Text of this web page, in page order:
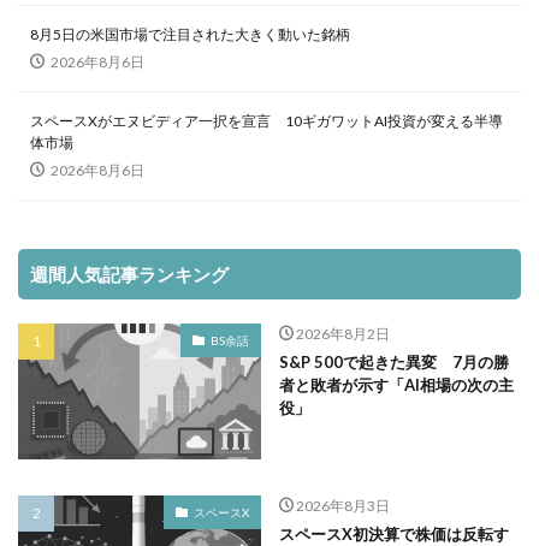
8月5日の米国市場で注目された大きく動いた銘柄
2026年8月6日
スペースXがエヌビディア一択を宣言 10ギガワットAI投資が変える半導
体市場
2026年8月6日
週間人気記事ランキング
BS余話 2026年8月2日
S&P 500で起きた異変 7月の勝
者と敗者が示す「AI相場の次の主
役」
スペースX 2026年8月3日
スペースX初決算で株価は反転す